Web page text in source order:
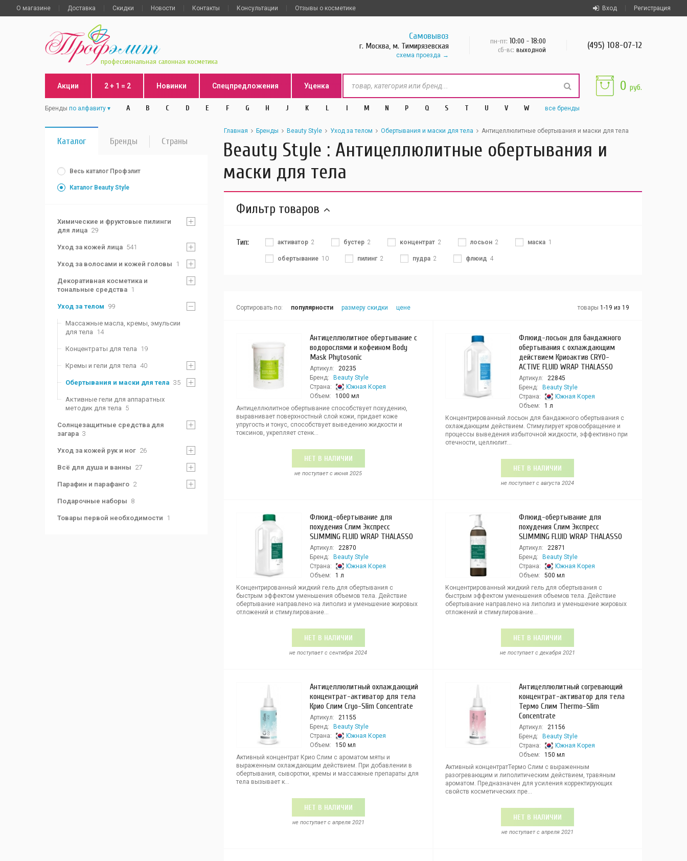
Вход Регистрация
О магазине Доставка Скидки Новости Контакты Консультации Отзывы о косметике
профессиональная салонная косметика
Самовывоз
г. Москва, м. Тимирязевская
схема проезда
пн-пт: 10:00 - 18:00
сб-вс: выходной (495) 108-07-12
Акции 2 + 1 = 2 Новинки Спецпредложения Уценка
Бренды по алфавиту A B C D E F G H J K L l M N P Q S T U V W все бренды
0 руб.
Каталог Бренды Страны
Весь каталог Профэлит
Каталог Beauty Style
Химические и фруктовые пилинги
для лица 29
Уход за кожей лица 541
Уход за волосами и кожей головы 1
Декоративная косметика и
тональные средства 1
Уход за телом 99
Массажные масла, кремы, эмульсии
для тела 14
Концентраты для тела 19
Кремы и гели для тела 40
Обертывания и маски для тела 35
Активные гели для аппаратных
методик для тела 5
Солнцезащитные средства для
загара 3
Уход за кожей рук и ног 26
Всё для душа и ванны 27
Парафин и парафанго 2
Подарочные наборы 8
Товары первой необходимости 1
Главная Бренды Beauty Style Уход за телом Обертывания и маски для тела Антицеллюлитные обертывания и маски для тела
Beauty Style : Антицеллюлитные обертывания и
маски для тела
Фильтр товаров
Тип: активатор 2 бустер 2 концентрат 2 лосьон 2 маска 1
обертывание 10 пилинг 2 пудра 2 флюид 4
Сортировать по: популярности размеру скидки цене товары 1-19 из 19
Антицеллюлитное обертывание с
водорослями и кофеином Body
Mask Phytosonic
Артикул:
20235
Бренд:
Beauty Style
Страна:
Южная Корея
Объем:
1000 мл
Антицеллюлитное обертывание способствует похудению,
выравнивает поверхностный слой кожи, придает коже
упругость и тонус, способствует выведению жидкости и
токсинов, укрепляет стенк...
НЕТ В НАЛИЧИИ
не поступает c июня 2025
Флюид-лосьон для бандажного
обертывания с охлаждающим
действием Криоактив CRYO-
ACTIVE FLUID WRAP THALASSO
Артикул:
22845
Бренд:
Beauty Style
Страна:
Южная Корея
Объем:
1 л
Концентрированный лосьон для бандажного обертывания с
охлаждающим действием. Стимулирует кровообращение и
процессы выведения избыточной жидкости, эффективно при
отечности, целлюлит...
НЕТ В НАЛИЧИИ
не поступает c августа 2024
Флюид-обертывание для
похудения Слим Экспресс
SLIMMING FLUID WRAP THALASSO
Артикул:
22870
Бренд:
Beauty Style
Страна:
Южная Корея
Объем:
1 л
Концентрированный жидкий гель для обертывания с
быстрым эффектом уменьшения объемов тела. Действие
обертывание направлено на липолиз и уменьшение жировых
отложений и стимулирование...
НЕТ В НАЛИЧИИ
не поступает c сентября 2024
Флюид-обертывание для
похудения Слим Экспресс
SLIMMING FLUID WRAP THALASSO
Артикул:
22871
Бренд:
Beauty Style
Страна:
Южная Корея
Объем:
500 мл
Концентрированный жидкий гель для обертывания с
быстрым эффектом уменьшения объемов тела. Действие
обертывание направлено на липолиз и уменьшение жировых
отложений и стимулирование...
НЕТ В НАЛИЧИИ
не поступает c декабря 2021
Антицеллюлитный охлаждающий
концентрат-активатор для тела
Крио Слим Cryo-Slim Concentrate
Артикул:
21155
Бренд:
Beauty Style
Страна:
Южная Корея
Объем:
150 мл
Активный концентрат Крио Слим с ароматом мяты и
выраженным охлаждающим действием. При добавлении в
обертывания, сыворотки, кремы и массажные препараты для
тела вызывает к...
НЕТ В НАЛИЧИИ
не поступает c апреля 2021
Антицеллюлитный согревающий
концентрат-активатор для тела
Термо Слим Thermo-Slim
Concentrate
Артикул:
21156
Бренд:
Beauty Style
Страна:
Южная Корея
Объем:
150 мл
Активный концентратТермо Слим с выраженным
разогревающим и липолитическим действием, травяным
ароматом. Предназначен для усиления корректирующих
свойств косметических пре...
НЕТ В НАЛИЧИИ
не поступает c апреля 2021